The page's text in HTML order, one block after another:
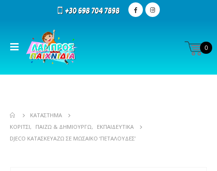
0
ΚΑΤΆΣΤΗΜΑ
ΚΟΡΊΤΣΙ, ΠΑΊΖΩ & ΔΗΜΙΟΥΡΓΏ,
ΕΚΠΑΙΔΕΥΤΙΚΆ
DJECO ΚΑΤΑΣΚΕΥΆΖΩ ΣΕ ΜΩΣΑΪΚΌ ‘ΠΕΤΑΛΟΎΔΕΣ’